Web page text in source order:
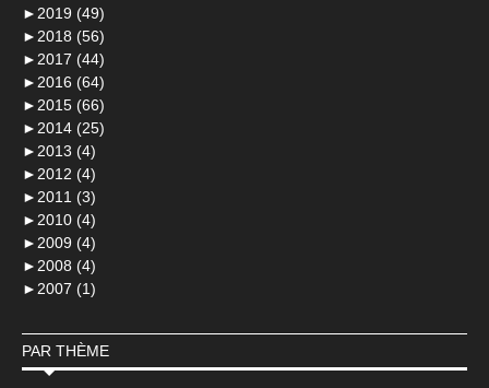
► 2019 (49)
► 2018 (56)
► 2017 (44)
► 2016 (64)
► 2015 (66)
► 2014 (25)
► 2013 (4)
► 2012 (4)
► 2011 (3)
► 2010 (4)
► 2009 (4)
► 2008 (4)
► 2007 (1)
PAR THÈME